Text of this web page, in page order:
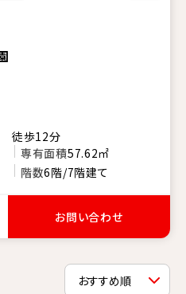
徒歩12分
専有面積57.62㎡
階数6階/7階建て
お問い合わせ